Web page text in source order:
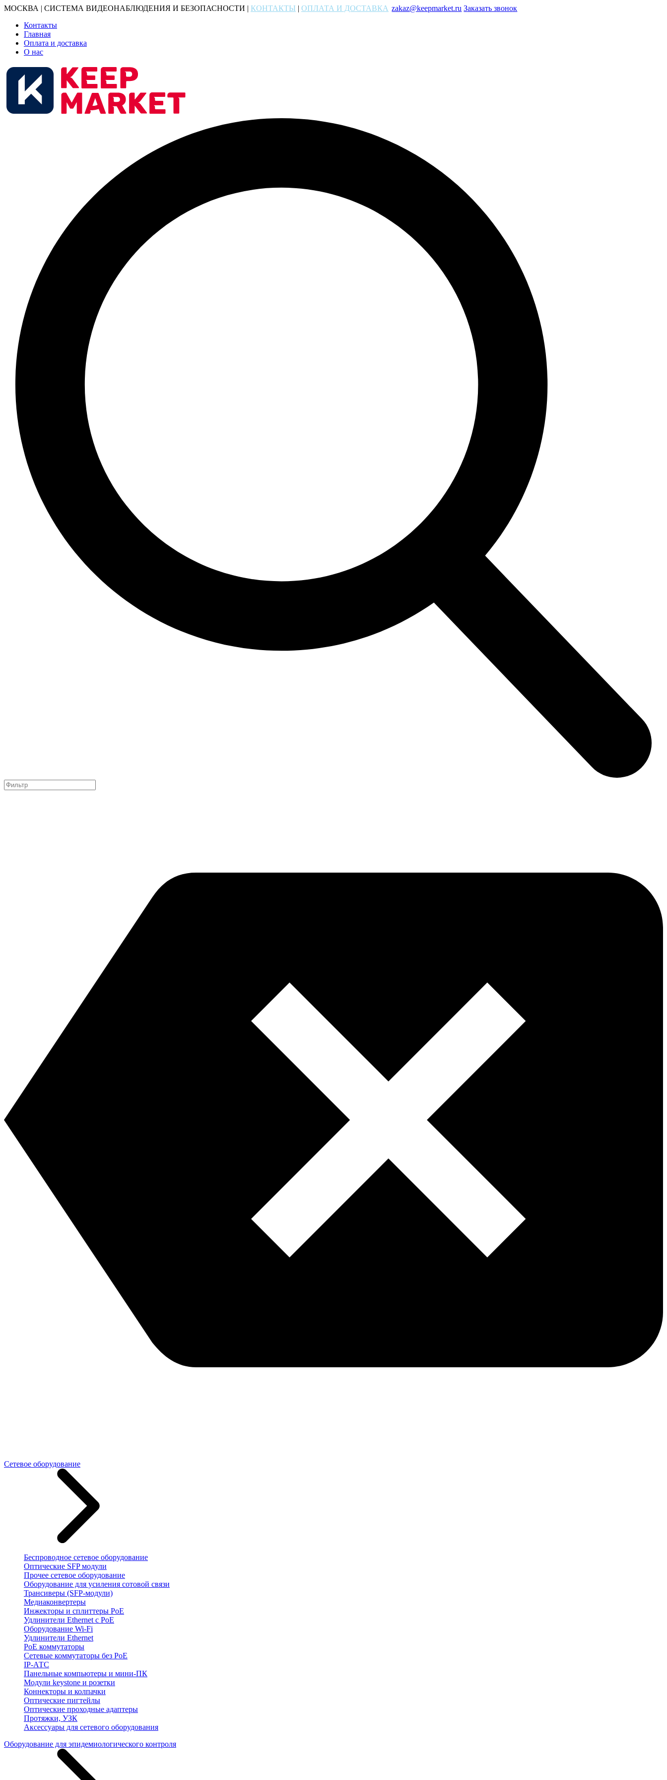
МОСКВА | СИСТЕМА ВИДЕОНАБЛЮДЕНИЯ И БЕЗОПАСНОСТИ | КОНТАКТЫ | ОПЛАТА И ДОСТАВКА zakaz@keepmarket.ru Заказать звонок
Контакты
Главная
Оплата и доставка
О нас
Сетевое оборудование
Беспроводное сетевое оборудование
Оптические SFP модули
Прочее сетевое оборудование
Оборудование для усиления сотовой связи
Трансиверы (SFP-модули)
Медиаконвертеры
Инжекторы и сплиттеры PoE
Удлинители Ethernet с PoE
Оборудование Wi-Fi
Удлинители Ethernet
PoE коммутаторы
Сетевые коммутаторы без PoE
IP-АТС
Панельные компьютеры и мини-ПК
Модули keystone и розетки
Коннекторы и колпачки
Оптические пигтейлы
Оптические проходные адаптеры
Протяжки, УЗК
Аксессуары для сетевого оборудования
Оборудование для эпидемиологического контроля